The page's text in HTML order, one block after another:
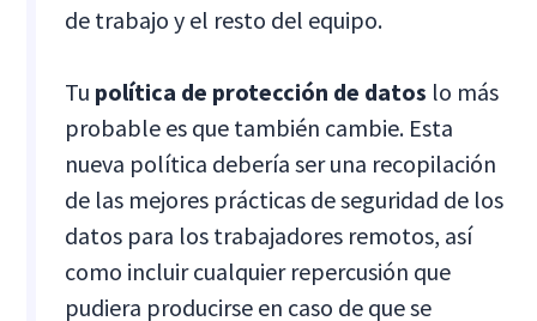
de trabajo y el resto del equipo.
Tu política de protección de datos lo más
probable es que también cambie. Esta
nueva política debería ser una recopilación
de las mejores prácticas de seguridad de los
datos para los trabajadores remotos, así
como incluir cualquier repercusión que
pudiera producirse en caso de que se